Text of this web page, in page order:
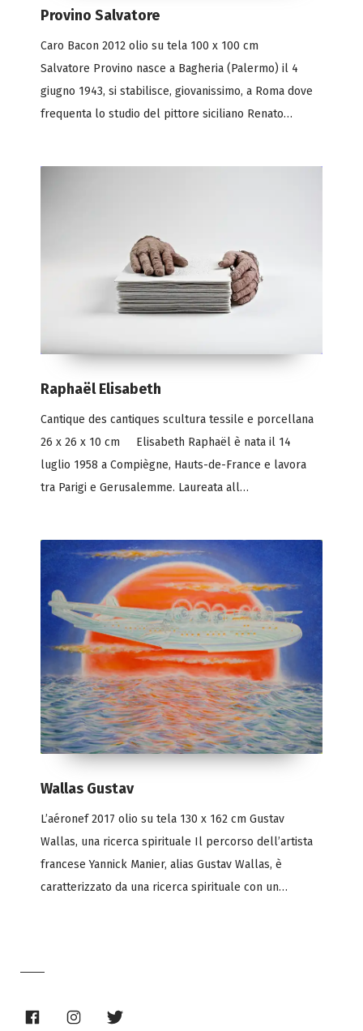
Provino Salvatore
Caro Bacon 2012 olio su tela 100 x 100 cm
Salvatore Provino nasce a Bagheria (Palermo) il 4
giugno 1943, si stabilisce, giovanissimo, a Roma dove
frequenta lo studio del pittore siciliano Renato…
Raphaël Elisabeth
Cantique des cantiques scultura tessile e porcellana
26 x 26 x 10 cm Elisabeth Raphaël è nata il 14
luglio 1958 a Compiègne, Hauts-de-France e lavora
tra Parigi e Gerusalemme. Laureata all…
Wallas Gustav
L’aéronef 2017 olio su tela 130 x 162 cm Gustav
Wallas, una ricerca spirituale Il percorso dell’artista
francese Yannick Manier, alias Gustav Wallas, è
caratterizzato da una ricerca spirituale con un…